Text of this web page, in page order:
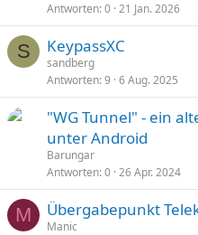
Antworten 0 21 Jan. 2026
S KeypassXC
sandberg
Antworten 9 6 Aug. 2025
"WG Tunnel" - ein
unter Android
Barungar
Antworten 0 26 Apr. 2024
M Übergabepunkt
Manic